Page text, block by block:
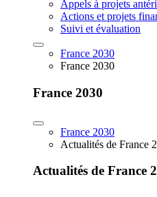
Appels à projets
Actions et projets
Suivi et évaluation
France 2030
France 2030
France 2030
France 2030
Actualités de France
Actualités de France